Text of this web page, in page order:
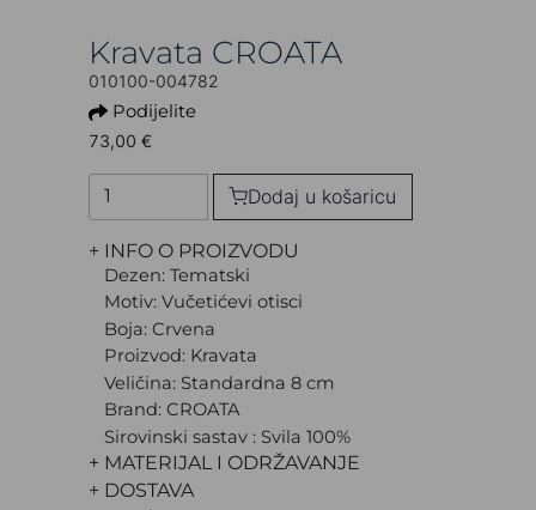
Kravata CROATA
010100-004782
Podijelite
73,00 €
Dodaj u košaricu
+ INFO O PROIZVODU
Dezen: Tematski
Motiv: Vučetićevi otisci
Boja: Crvena
Proizvod: Kravata
Veličina: Standardna 8 cm
Brand: CROATA
Sirovinski sastav : Svila 100%
+ MATERIJAL I ODRŽAVANJE
+ DOSTAVA